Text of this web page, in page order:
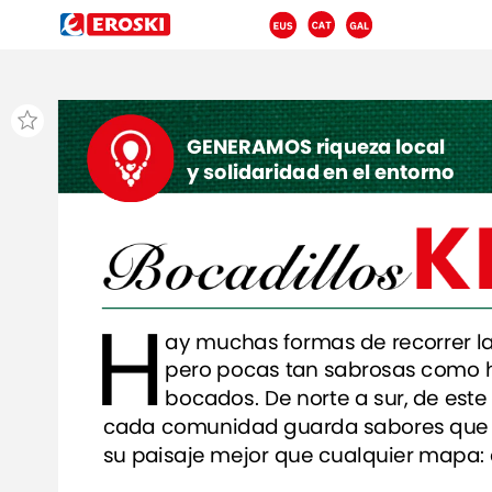
H ay muchasformas de recorrer la
pero pocas tan sabrosascomo
bocados. De norte a sur,de este
cada comunidad guarda saboresque
su paisaje mejor quecualquier mapa:
GENERAMOSriquezalocal
ysolidaridadenelentorno
Bocadillos